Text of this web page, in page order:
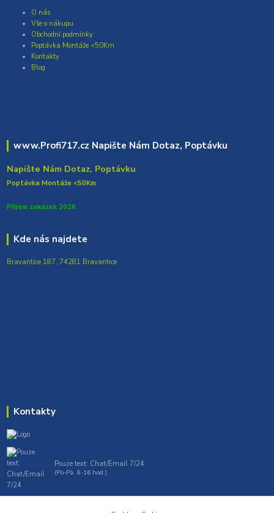
O nás
Vše o nákupu
Obchodní podmínky
Poptávka Montáže <50Km
Kontakty
Blog
www.Profi717.cz Napište Nám Dotaz, Poptávku
Napište Nám Dotaz, Poptávku
Poptávka Montáže <50Km
Přijem zakázek 2026
Kde nás najdete
Bravantice 187, 74281 Bravantice
Kontakty
Pouze text: Chat/Email 7/24
(Po-Pá, 8-16 hod.)